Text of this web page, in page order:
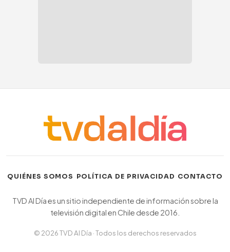
QUIÉNES SOMOS ·POLÍTICA DE PRIVACIDAD ·CONTACTO
TVD Al Día es un sitio independiente de información sobre la
televisión digital en Chile desde 2016.
© 2026 TVD Al Día · Todos los derechos reservados